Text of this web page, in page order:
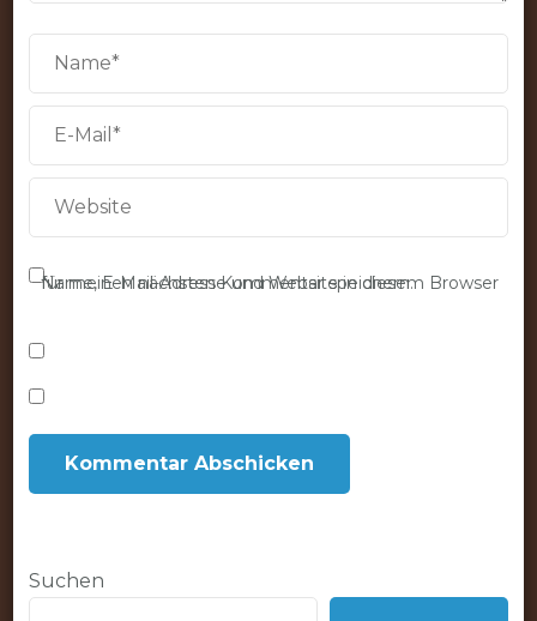
Name, E-Mail-Adresse und Website in diesem Browser für meinen nächsten Kommentar speichern.
Suchen